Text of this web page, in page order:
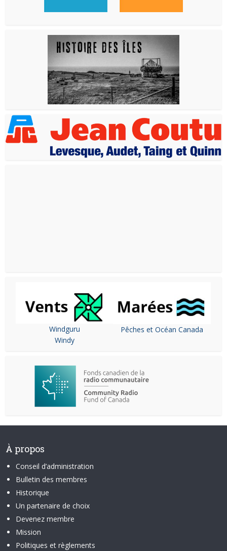
Windguru
Windy
Pêches et Océan Canada
À propos
Conseil d’administration
Bulletin des membres
Historique
Un partenaire de choix
Devenez membre
Mission
Politiques et règlements